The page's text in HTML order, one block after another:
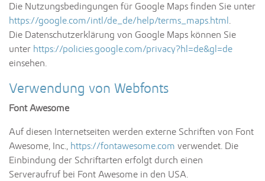
Die Nutzungsbedingungen für Google Maps finden Sie unter
https://google.com/intl/de_de/help/terms_maps.html.
Die Datenschutzerklärung von Google Maps können Sie
unter https://policies.google.com/privacy?hl=de&gl=de
einsehen.
Verwendung von Webfonts
Font Awesome
Auf diesen Internetseiten werden externe Schriften von Font
Awesome, Inc., https://fontawesome.com verwendet. Die
Einbindung der Schriftarten erfolgt durch einen
Serveraufruf bei Font Awesome in den USA.